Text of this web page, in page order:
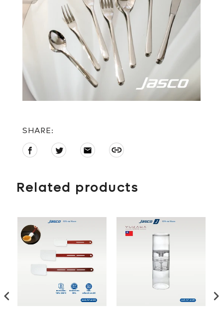
SHARE:
แชร์
ทวี
E-
Link
ค้า
ไป
สินค้า
ของ
คุณ
Related products